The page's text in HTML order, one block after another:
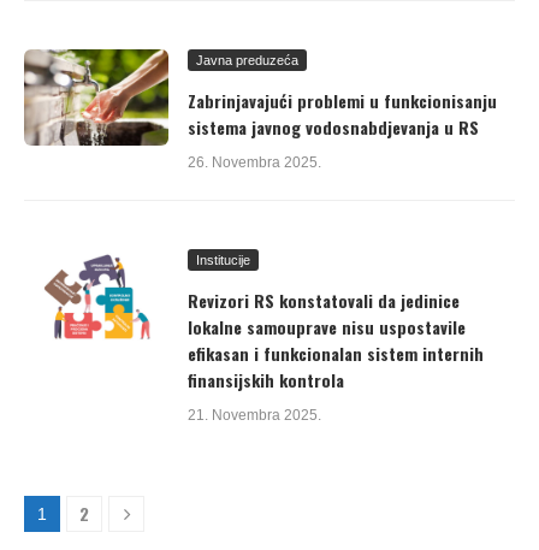
Javna preduzeća
Zabrinjavajući problemi u funkcionisanju
sistema javnog vodosnabdjevanja u RS
26. Novembra 2025.
Institucije
Revizori RS konstatovali da jedinice
lokalne samouprave nisu uspostavile
efikasan i funkcionalan sistem internih
finansijskih kontrola
21. Novembra 2025.
1 2